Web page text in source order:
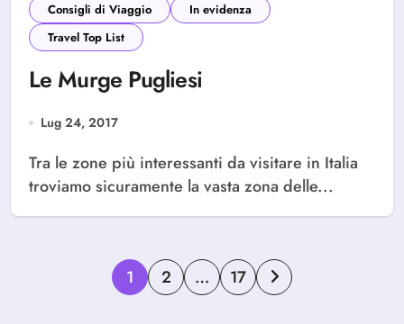
Consigli di Viaggio
In evidenza
Travel Top List
Le Murge Pugliesi
Lug 24, 2017
Tra le zone più interessanti da visitare in Italia
troviamo sicuramente la vasta zona delle...
Paginazione
1 2 … 17